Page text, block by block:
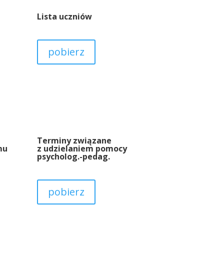
Lista uczniów
pobierz
Terminy związane
z udzielaniem pomocy
psycholog.-pedag.
pobierz